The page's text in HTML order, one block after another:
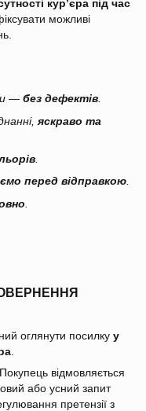
кур’єра під час
можливі
— без дефектів
яскраво та
перед відправкою.
оглянути посилку у
відмовляється
або усний запит
претензії з